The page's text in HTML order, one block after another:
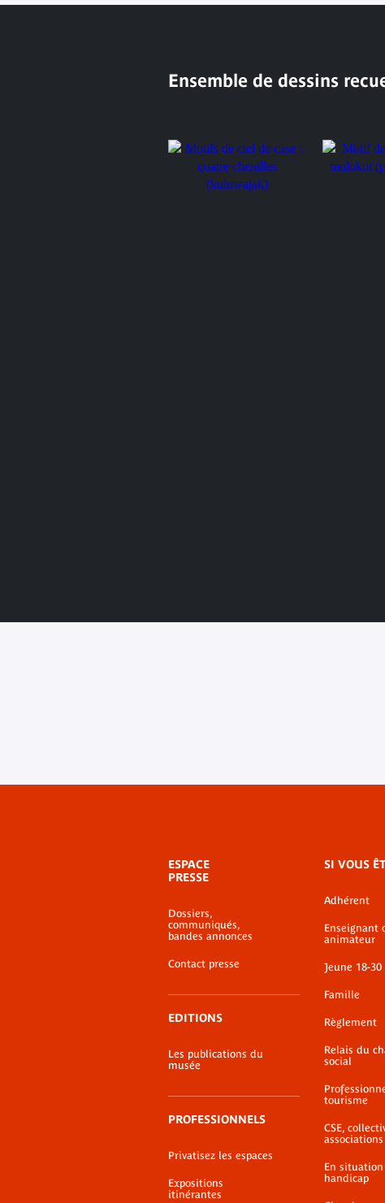
Ensemble de dessins
de
bas-
page
ESPACE
PRESSE
Dossiers,
communiqués,
bandes annonces
Contact presse
EDITIONS
Les publications du
musée
PROFESSIONNELS
Privatisez les espaces
Expositions
itinérantes
SI VOUS
Adhérent
Enseignant
animateur
Jeune 18-30
Famille
Règlement
Relais du
social
tourisme
CSE,
associations
En
handicap